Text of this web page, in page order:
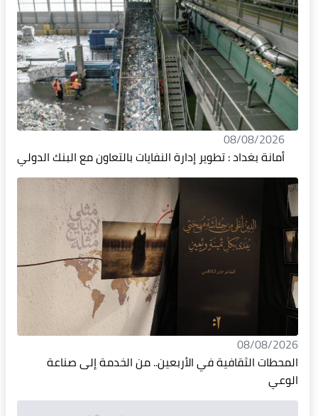
08/08/2026
أمانة بغداد : تطوير إدارة النفايات بالتعاون مع البنك الدولي
08/08/2026
المحطات الثقافية في الأربعين.. من الخدمة إلى صناعة
الوعي